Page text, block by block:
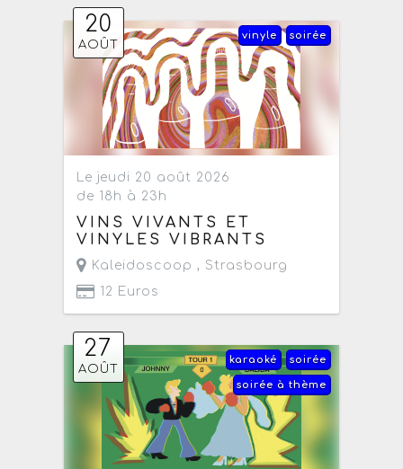
20
AOÛT
soirée
vinyle
Le jeudi 20 août 2026
de 18h à 23h
VINS VIVANTS ET
VINYLES VIBRANTS
Kaleidoscoop , Strasbourg
12 Euros
27
AOÛT
soirée
karaoké
soirée à thème